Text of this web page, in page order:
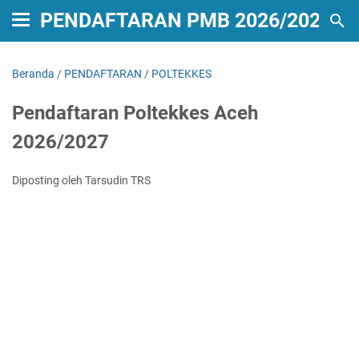
PENDAFTARAN PMB 2026/2027
Beranda / PENDAFTARAN / POLTEKKES
Pendaftaran Poltekkes Aceh
2026/2027
Diposting oleh Tarsudin TRS